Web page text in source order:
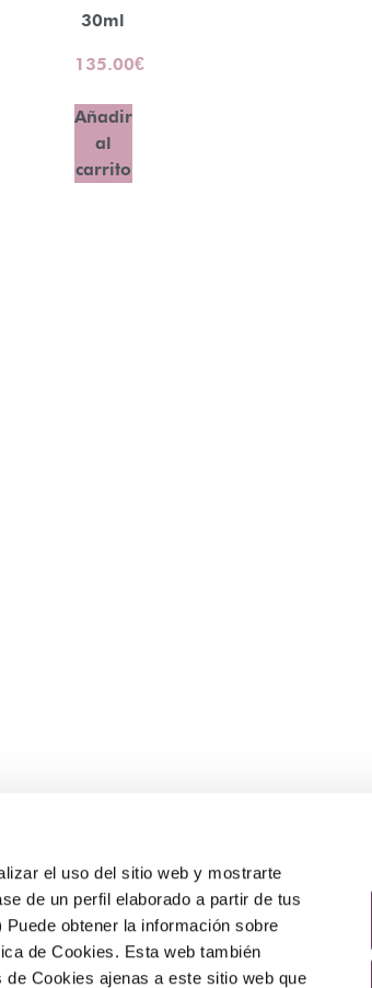
el uso del sitio web y mostrarte
de un perfil elaborado a partir de tus
obtener la información sobre
de Cookies. Esta web también
Cookies ajenas a este sitio web que
30ml
135.00€
Añadir
al
carrito
Aviso legal
Política de
Política de
Política de
FAQs